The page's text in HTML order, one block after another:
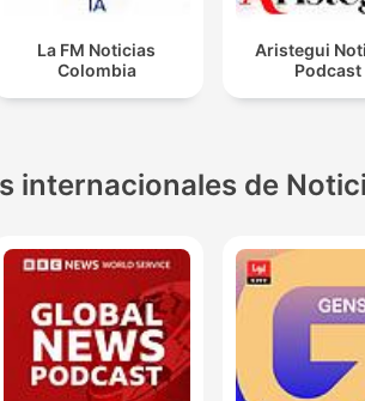
La FM Noticias
Colombia
Aristegui
Podcast
internacionales de